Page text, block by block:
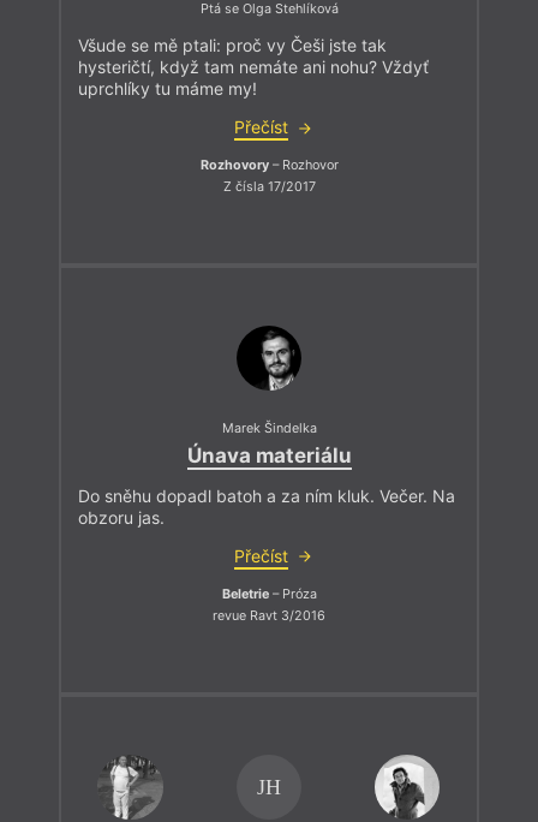
Ptá se Olga Stehlíková
Všude se mě ptali: proč vy Češi jste tak
hysteričtí, když tam nemáte ani nohu? Vždyť
uprchlíky tu máme my!
Přečíst
Rozhovory– Rozhovor
Z čísla 17/2017
Marek Šindelka
Únava materiálu
Do sněhu dopadl batoh a za ním kluk. Večer. Na
obzoru jas.
Přečíst
Beletrie– Próza
revue Ravt 3/2016
JH